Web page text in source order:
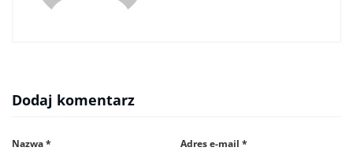
Dodaj komentarz
Nazwa* Adres e-mail *